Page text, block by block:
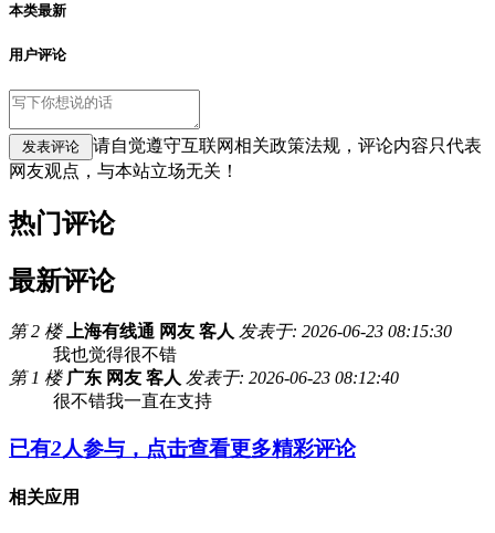
本类最新
用户评论
请自觉遵守互联网相关政策法规，评论内容只代表
网友观点，与本站立场无关！
热门评论
最新评论
第 2 楼 上海有线通 网友 客人 发表于: 2026-06-23 08:15:30
我也觉得很不错
第 1 楼 广东 网友 客人 发表于: 2026-06-23 08:12:40
很不错我一直在支持
已有2人参与，点击查看更多精彩评论
相关应用